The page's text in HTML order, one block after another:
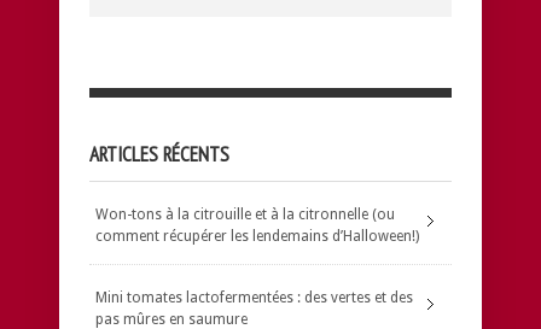
ARTICLES RÉCENTS
Won-tons à la citrouille et à la citronnelle (ou
comment récupérer les lendemains d’Halloween!)
Mini tomates lactofermentées : des vertes et des
pas mûres en saumure